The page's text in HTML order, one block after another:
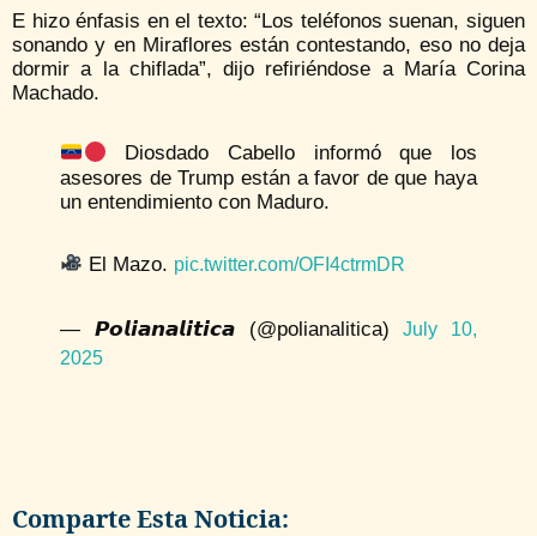
E hizo énfasis en el texto: “Los teléfonos suenan, siguen
sonando y en Miraflores están contestando, eso no deja
dormir a la chiflada”, dijo refiriéndose a María Corina
Machado.
Diosdado Cabello informó que los
asesores de Trump están a favor de que haya
un entendimiento con Maduro.
El Mazo. pic.twitter.com/OFI4ctrmDR
— 𝙋𝙤𝙡𝙞𝙖𝙣𝙖𝙡𝙞𝙩𝙞𝙘𝙖 (@polianalitica)July 10,
2025
Comparte Esta Noticia: